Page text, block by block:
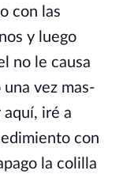
con las
y luego
no le causa
vez mas-
iré a
con
la colilla